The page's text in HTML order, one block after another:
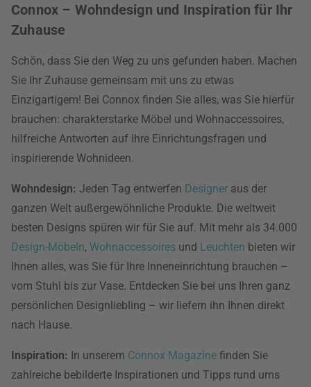
Connox – Wohndesign und Inspiration für Ihr
Zuhause
Schön, dass Sie den Weg zu uns gefunden haben. Machen
Sie Ihr Zuhause gemeinsam mit uns zu etwas
Einzigartigem! Bei Connox finden Sie alles, was Sie hierfür
brauchen: charakterstarke Möbel und Wohnaccessoires,
hilfreiche Antworten auf Ihre Einrichtungsfragen und
inspirierende Wohnideen.
Wohndesign: Jeden Tag entwerfen Designer aus der
ganzen Welt außergewöhnliche Produkte. Die weltweit
besten Designs spüren wir für Sie auf. Mit mehr als 34.000
Design-Möbeln, Wohnaccessoires und Leuchten bieten wir
Ihnen alles, was Sie für Ihre Inneneinrichtung brauchen –
vom Stuhl bis zur Vase. Entdecken Sie bei uns Ihren ganz
persönlichen Designliebling – wir liefern ihn Ihnen direkt
nach Hause.
Inspiration: In unserem Connox Magazine finden Sie
zahlreiche bebilderte Inspirationen und Tipps rund ums